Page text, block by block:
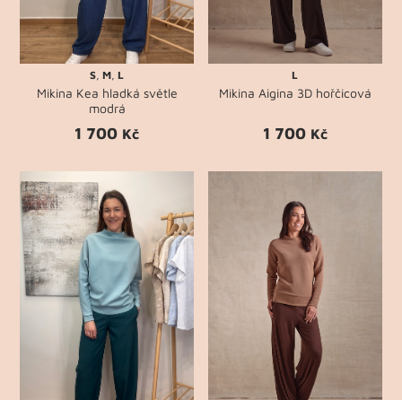
S ,M ,L
Mikina Kea hladká světle
modrá
1 700 Kč
L
Mikina Aigina 3D hořčicová
1 700 Kč